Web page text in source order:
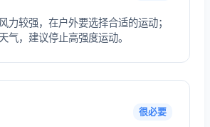
力较强，在户外要选择合适的运动；
气，建议停止高强度运动。
很必要